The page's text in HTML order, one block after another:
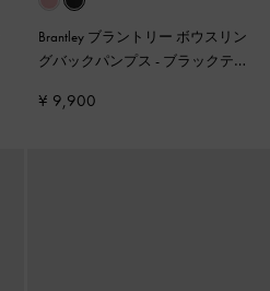
Brantley ブラントリー ボウスリン
グバックパンプス - ブラックテク
¥ 9,900